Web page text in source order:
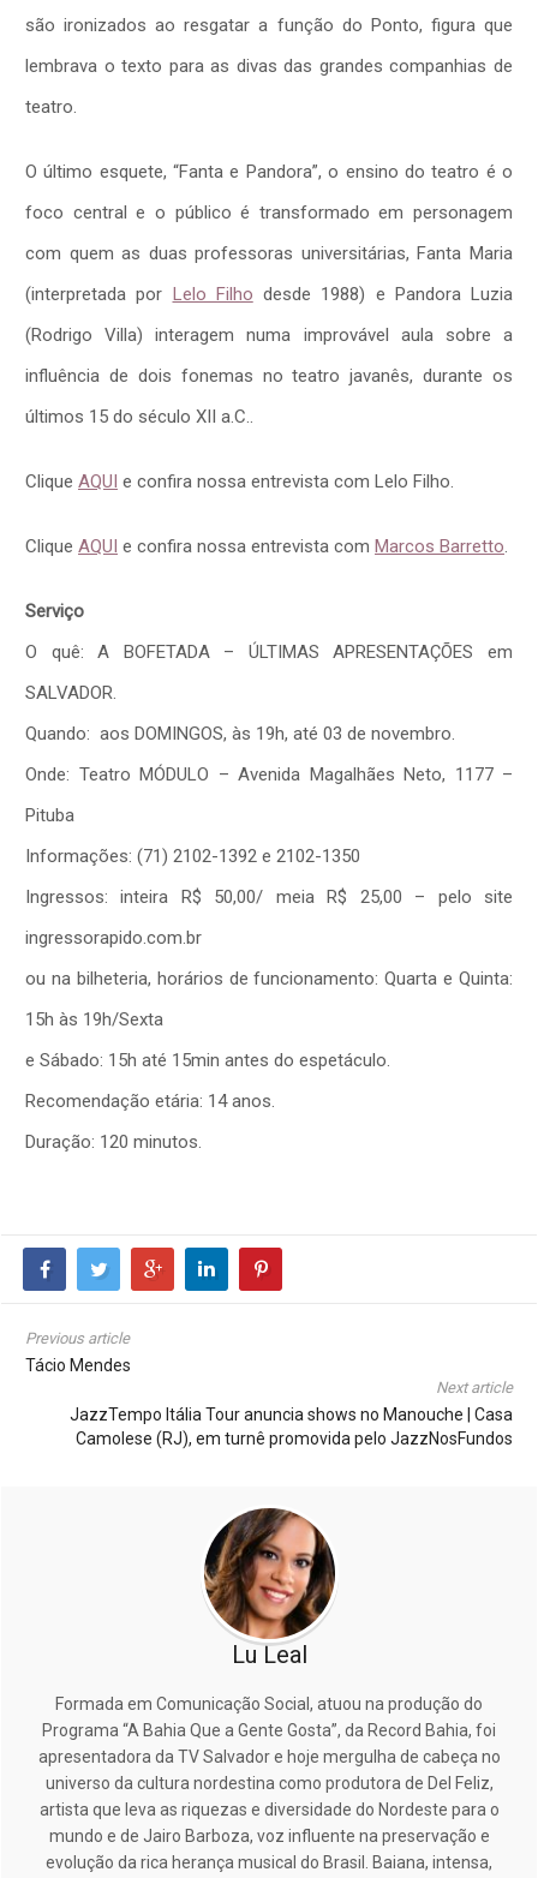
são ironizados ao resgatar a função do Ponto, figura que
lembrava o texto para as divas das grandes companhias de
teatro.
O último esquete, “Fanta e Pandora”, o ensino do teatro é o
foco central e o público é transformado em personagem
com quem as duas professoras universitárias, Fanta Maria
(interpretada por Lelo Filho desde 1988) e Pandora Luzia
(Rodrigo Villa) interagem numa improvável aula sobre a
influência de dois fonemas no teatro javanês, durante os
últimos 15 do século XII a.C..
Clique AQUI e confira nossa entrevista com Lelo Filho.
Clique AQUI e confira nossa entrevista com Marcos Barretto.
Serviço
O quê: A BOFETADA – ÚLTIMAS APRESENTAÇÕES em
SALVADOR.
Quando: aos DOMINGOS, às 19h, até 03 de novembro.
Onde: Teatro MÓDULO – Avenida Magalhães Neto, 1177 –
Pituba
Informações: (71) 2102-1392 e 2102-1350
Ingressos: inteira R$ 50,00/ meia R$ 25,00 – pelo site
ingressorapido.com.br
ou na bilheteria, horários de funcionamento: Quarta e Quinta:
15h às 19h/Sexta
e Sábado: 15h até 15min antes do espetáculo.
Recomendação etária: 14 anos.
Duração: 120 minutos.
Previous article
Tácio Mendes
Next article
JazzTempo Itália Tour anuncia shows no Manouche | Casa
Camolese (RJ), em turnê promovida pelo JazzNosFundos
Lu Leal
Formada em Comunicação Social, atuou na produção do
Programa “A Bahia Que a Gente Gosta”, da Record Bahia, foi
apresentadora da TV Salvador e hoje mergulha de cabeça no
universo da cultura nordestina como produtora de Del Feliz,
artista que leva as riquezas e diversidade do Nordeste para o
mundo e de Jairo Barboza, voz influente na preservação e
evolução da rica herança musical do Brasil. Baiana, intensa,